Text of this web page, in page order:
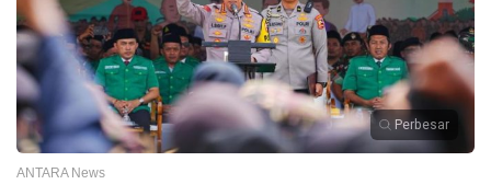
Perbesar
ANTARA News